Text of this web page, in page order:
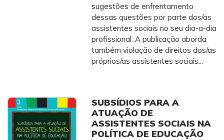
sugestões de enfrentamento
dessas questões por parte dos/as
assistentes sociais no seu dia-a-dia
profissional. A publicação aborda
também violação de direitos dos/as
próprios/as assistentes sociais...
SUBSÍDIOS PARA A
ATUAÇÃO DE
ASSISTENTES SOCIAIS NA
POLÍTICA DE EDUCAÇÃO